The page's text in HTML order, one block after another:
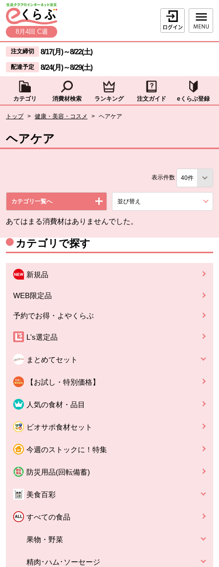
ページの先頭です。
本文へジャンプする。
8月4回 C週
ログイン
ここからサイト内共通メニューです。
サイト内共通メニューをスキップする
注文締切 8/17(月)～8/22(土)
配達予定 8/24(月)～8/29(土)
カテゴリ 消費材検索 ランキング 注文ガイド eくらぶ登録
トップ > 健康・美容・コスメ > ヘアケア
ヘアケア
表示件数
カテゴリ一覧へ 並び替え
あてはまる消費材はありませんでした。
カテゴリで探す
新規品
WEB限定品
予約でお得・よやくらぶ
L's選定品
まとめてセット
【お試し・特別価格】
人気の食材・品目
ビオサポ食材セット
今週のストックに！特集
防災用品(回転備蓄)
美食百彩
すべての食品
果物・野菜
精肉･ハム･ソーセージ